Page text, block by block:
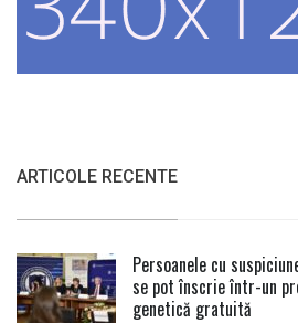
ARTICOLE RECENTE
Persoanele cu
se pot înscrie într-un
genetică gratuită